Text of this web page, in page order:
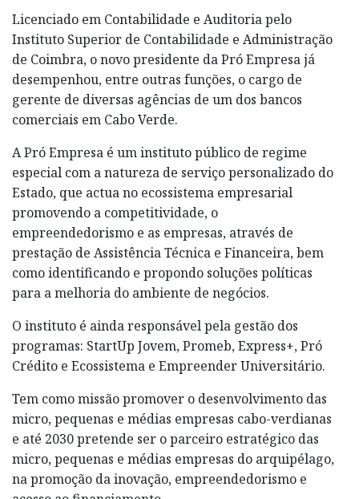
Licenciado em Contabilidade e Auditoria pelo
Instituto Superior de Contabilidade e Administração
de Coimbra, o novo presidente da Pró Empresa já
desempenhou, entre outras funções, o cargo de
gerente de diversas agências de um dos bancos
comerciais em Cabo Verde.
A Pró Empresa é um instituto público de regime
especial com a natureza de serviço personalizado do
Estado, que actua no ecossistema empresarial
promovendo a competitividade, o
empreendedorismo e as empresas, através de
prestação de Assistência Técnica e Financeira, bem
como identificando e propondo soluções políticas
para a melhoria do ambiente de negócios.
O instituto é ainda responsável pela gestão dos
programas: StartUp Jovem, Promeb, Express+, Pró
Crédito e Ecossistema e Empreender Universitário.
Tem como missão promover o desenvolvimento das
micro, pequenas e médias empresas cabo-verdianas
e até 2030 pretende ser o parceiro estratégico das
micro, pequenas e médias empresas do arquipélago,
na promoção da inovação, empreendedorismo e